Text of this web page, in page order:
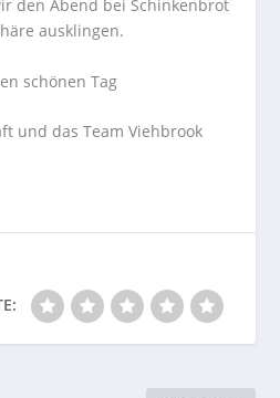
den Abend bei Schinkenbrot
ausklingen.
schönen Tag
und das Team Viehbrook